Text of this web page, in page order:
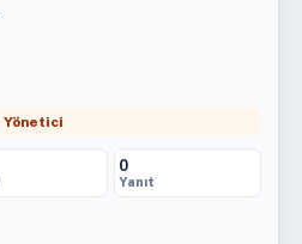
Yönetici
0
Yanıt